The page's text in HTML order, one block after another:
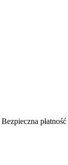
Bezpieczna płatność